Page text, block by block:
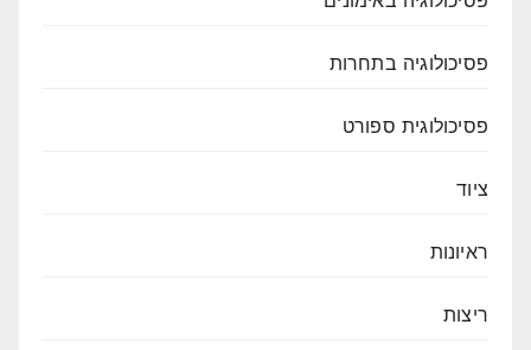
פסיכולוגיה בתחרות
פסיכולוגית ספורט
ציוד
ראיונות
ריצות